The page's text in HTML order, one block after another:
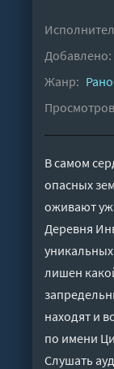
Добавлено:
Жанр:
В самом
опасных
оживают
Деревня
лишен
находят и
по имени
Слушать